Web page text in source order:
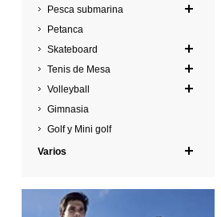
Pesca submarina
Petanca
Skateboard
Tenis de Mesa
Volleyball
Gimnasia
Golf y Mini golf
Varios